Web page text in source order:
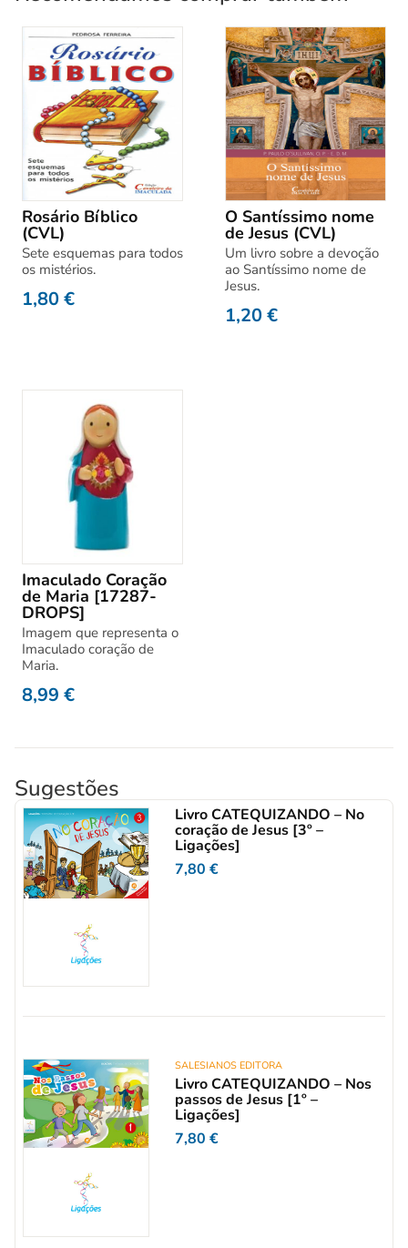
Rosário Bíblico
(CVL)
Sete esquemas para todos
os mistérios.
1,80€
O Santíssimo nome
de Jesus (CVL)
Um livro sobre a devoção
ao Santíssimo nome de
Jesus.
1,20€
Imaculado Coração
de Maria [17287-
DROPS]
Imagem que representa o
Imaculado coração de
Maria.
8,99 €
Sugestões
Livro CATEQUIZANDO – No
coração de Jesus [3º –
Ligações]
7,80€
SALESIANOS EDITORA
Livro CATEQUIZANDO – Nos
passos de Jesus [1º –
Ligações]
7,80€